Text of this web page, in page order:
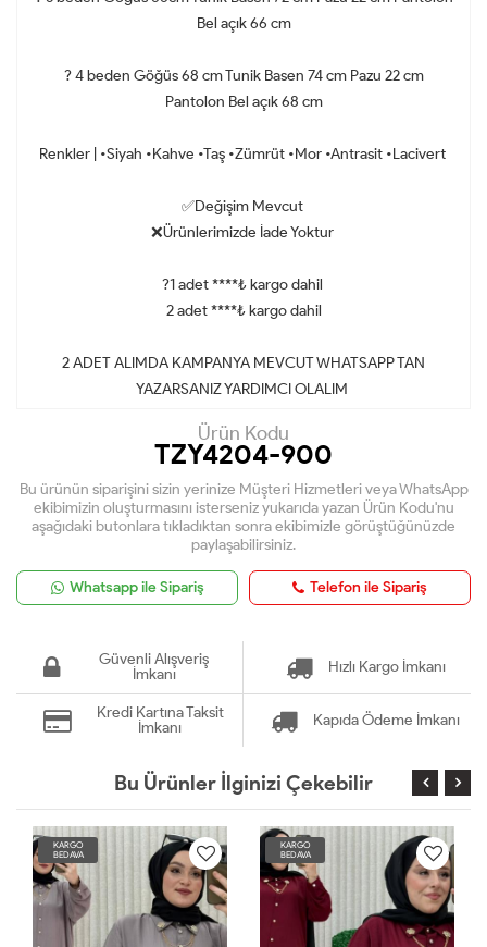
Bel açık 66 cm
? 4 beden Göğüs 68 cm Tunik Basen 74 cm Pazu 22 cm
Pantolon Bel açık 68 cm
Renkler | •Siyah •Kahve •Taş •Zümrüt •Mor •Antrasit •Lacivert
✅Değişim Mevcut
❌Ürünlerimizde İade Yoktur
?1 adet ****₺ kargo dahil
2 adet ****₺ kargo dahil
2 ADET ALIMDA KAMPANYA MEVCUT WHATSAPP TAN
YAZARSANIZ YARDIMCI OLALIM
Ürün Kodu
TZY4204-900
Bu ürünün siparişini sizin yerinize Müşteri Hizmetleri veya WhatsApp
ekibimizin oluşturmasını isterseniz yukarıda yazan Ürün Kodu'nu
aşağıdaki butonlara tıkladıktan sonra ekibimizle görüştüğünüzde
paylaşabilirsiniz.
Whatsapp ile Sipariş Telefon ile Sipariş
Güvenli Alışveriş
İmkanı
Hızlı Kargo İmkanı
Kredi Kartına Taksit
İmkanı
Kapıda Ödeme İmkanı
Bu Ürünler İlginizi Çekebilir
KARGO
BEDAVA
KARGO
BEDAVA